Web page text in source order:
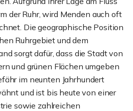
der Ruhr, wird Menden auch oft
Die geographische Position
Ruhrgebiet und dem
sorgt dafür, dass die Stadt von
und grünen Flächen umgeben
im neunten Jahrhundert
und ist bis heute von einer
sowie zahlreichen